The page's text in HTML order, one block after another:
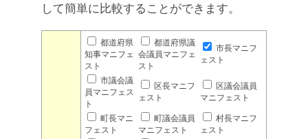
して簡単に比較することができます。
都道府県
知事マニフェ
スト
都道府県議
会議員マニフェ
スト
市長マニフ
ェスト
市議会議
員マニフェス
ト
区長マニフ
ェスト
区議会議員
マニフェスト
町長マニ
フェスト
町議会議員
マニフェスト
村長マニフ
ェスト